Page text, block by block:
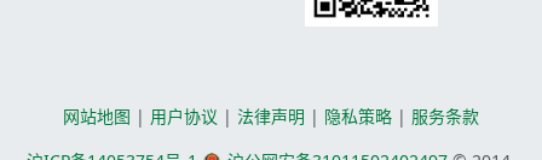
网站地图 | 用户协议 | 法律声明 | 隐私策略 | 服务条款